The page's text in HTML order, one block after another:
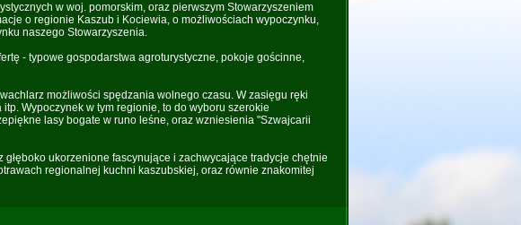
w woj. pomorskim, oraz pierwszym Stowarzyszeniem
o regionie Kaszub i Kociewia, o możliwościach wypoczynku,
naszego Stowarzyszenia.
- typowe gospodarstwa agroturystyczne, pokoje gościnne,
możliwości spędzania wolnego czasu. W zasięgu ręki
Wypoczynek w tym regionie, to do wyboru szerokie
lasy bogate w runo leśne, oraz wzniesienia "Szwajcarii
ukorzenione fascynujące i zachwycające tradycje chętnie
regionalnej kuchni kaszubskiej, oraz równie znakomitej